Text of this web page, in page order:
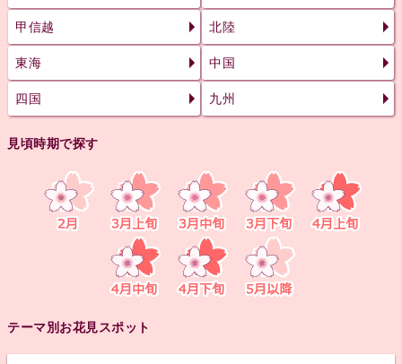
甲信越 北陸
東海 中国
四国 九州
見頃時期で探す
テーマ別お花見スポット